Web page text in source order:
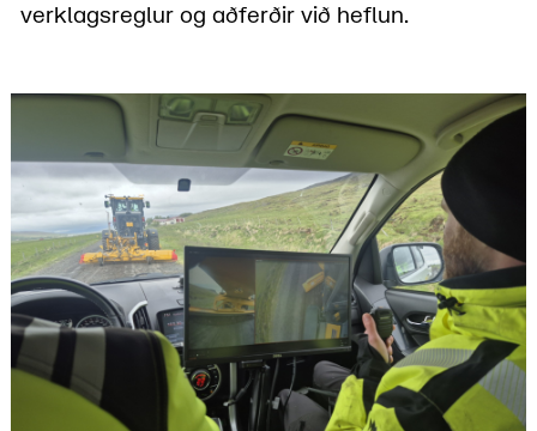
verklagsreglur og aðferðir við heflun.